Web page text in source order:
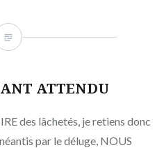
ATTENDU
des lâchetés, je retiens donc
par le déluge, NOUS